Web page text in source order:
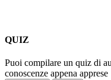
QUIZ
Puoi compilare un quiz di
conoscenze appena apprese